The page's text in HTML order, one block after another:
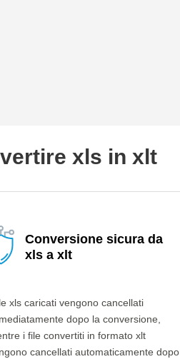
xls in xlt
Conversione sicura da
xls a xlt
xls caricati vengono cancellati
dopo la conversione,
i file convertiti in formato xlt
cancellati automaticamente dopo